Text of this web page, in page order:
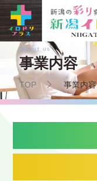
About us
事業内容
TOP 事業内容